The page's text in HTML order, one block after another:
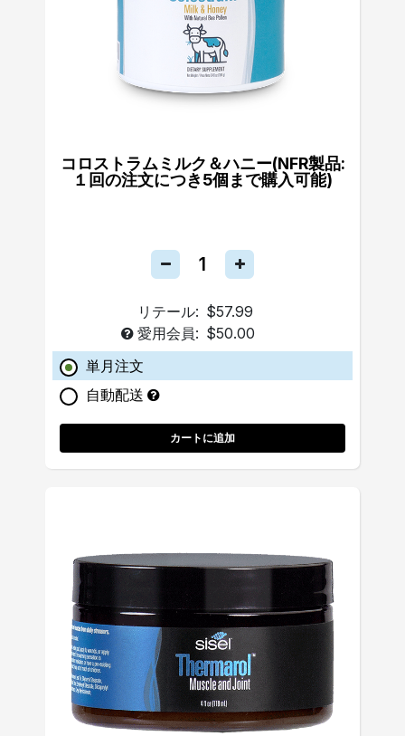
コロストラムミルク＆ハニー(NFR製品:
１回の注文につき5個まで購入可能)
リテール: $57.99
愛用会員: $50.00
単月注文
自動配送
カートに追加